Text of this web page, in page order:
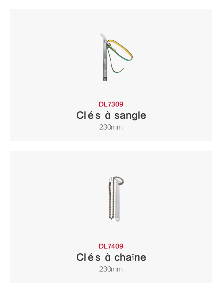
DL7309
Clés à sangle
230mm
DL7409
Clés à chaîne
230mm